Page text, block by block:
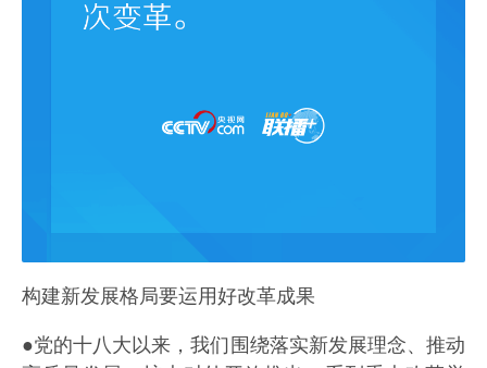
构建新发展格局要运用好改革成果
●党的十八大以来，我们围绕落实新发展理念、推动